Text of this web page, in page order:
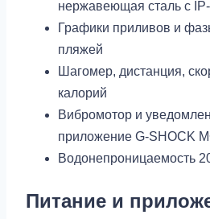
нержавеющая сталь с
Графики приливов и
пляжей
Шагомер, дистанция,
калорий
Вибромотор и
приложение G-SHOCK
Водонепроницаемость
Питание и